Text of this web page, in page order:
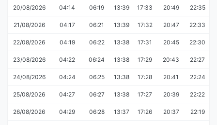
20/08/2026 04:14 06:19 13:39 17:33 20:49 22:35
21/08/2026 04:17 06:21 13:39 17:32 20:47 22:33
22/08/2026 04:19 06:22 13:38 17:31 20:45 22:30
23/08/2026 04:22 06:24 13:38 17:29 20:43 22:27
24/08/2026 04:24 06:25 13:38 17:28 20:41 22:24
25/08/2026 04:27 06:27 13:38 17:27 20:39 22:22
26/08/2026 04:29 06:28 13:37 17:26 20:37 22:19